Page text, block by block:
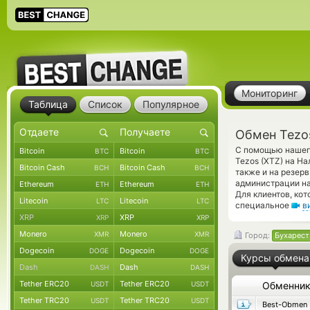
Мониторинг
Обмен
С помощью
Tezos (XTZ) на
также и на
администрации
Для клиентов,
специальное
Город: Бухарест
Курсы обмена
Обменник
Best-Obmen
Таблица Список Популярное
Bitcoin BTC Bitcoin BTC
Bitcoin Cash BCH Bitcoin Cash BCH
Ethereum ETH Ethereum ETH
Litecoin LTC Litecoin LTC
XRP XRP XRP XRP
Monero XMR Monero XMR
Dogecoin DOGE Dogecoin DOGE
Dash DASH Dash DASH
Tether ERC20 USDT Tether ERC20 USDT
Tether TRC20 USDT Tether TRC20 USDT